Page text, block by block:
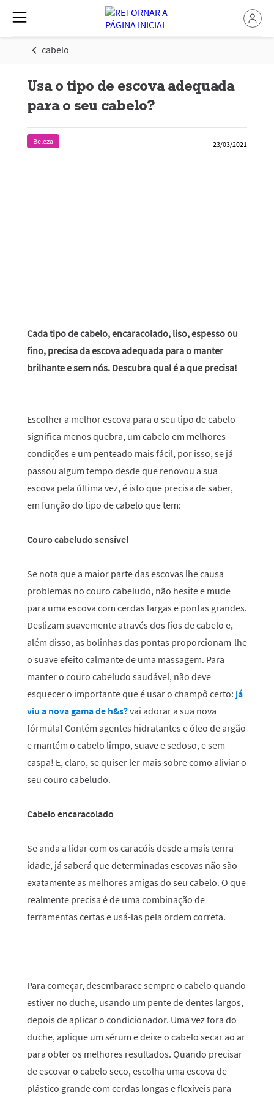
cabelo
Usa o tipo de escova adequada
para o seu cabelo?
Beleza 23/03/2021
Cada tipo de cabelo, encaracolado, liso, espesso ou
fino, precisa da escova adequada para o manter
brilhante e sem nós. Descubra qual é a que precisa!
Escolher a melhor escova para o seu tipo de cabelo
significa menos quebra, um cabelo em melhores
condições e um penteado mais fácil, por isso, se já
passou algum tempo desde que renovou a sua
escova pela última vez, é isto que precisa de saber,
em função do tipo de cabelo que tem:
Couro cabeludo sensível
Se nota que a maior parte das escovas lhe causa
problemas no couro cabeludo, não hesite e mude
para uma escova com cerdas largas e pontas grandes.
Deslizam suavemente através dos fios de cabelo e,
além disso, as bolinhas das pontas proporcionam-lhe
o suave efeito calmante de uma massagem. Para
manter o couro cabeludo saudável, não deve
esquecer o importante que é usar o champô certo: já
viu a nova gama de h&s?vai adorar a sua nova
fórmula! Contém agentes hidratantes e óleo de argão
e mantém o cabelo limpo, suave e sedoso, e sem
caspa! E, claro, se quiser ler mais sobrecomo aliviar o
seu couro cabeludo.
Cabelo encaracolado
Se anda a lidar com os caracóis desde a mais tenra
idade, já saberá que determinadas escovas não são
exatamente as melhores amigas do seu cabelo. O que
realmente precisa é de uma combinação de
ferramentas certas e usá-las pela ordem correta.
Para começar, desembarace sempre o cabelo quando
estiver no duche, usando um pente de dentes largos,
depois de aplicar o condicionador. Uma vez fora do
duche, aplique um sérum e deixe o cabelo secar ao ar
para obter os melhores resultados. Quando precisar
de escovar o cabelo seco, escolha uma escova de
plástico grande com cerdas longas e flexíveis para